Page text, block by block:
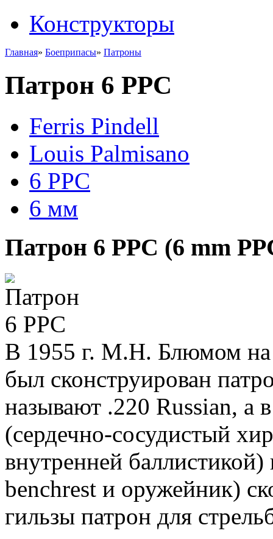
Конструкторы
Главная» Боеприпасы» Патроны
Патрон 6 PPC
Ferris Pindell
Louis Palmisano
6 PPC
6 мм
Патрон 6 PPC (6 mm
В 1955 г. М.Н. Блюмом на
был сконструирован
называют .220 Russian, а
(сердечно-сосудистый
внутренней
benchrest и оружейник)
гильзы патрон для